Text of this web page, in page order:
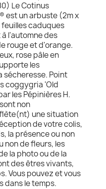
Le Cotinus
est un arbuste (2m x
caduques
l'automne des
rouge et d'orange.
rose pâle en
les
Point
coggygria 'Old
les Pépinières H.
non
une situation
de votre colis,
la présence ou non
non de fleurs, les
la photo ou de la
des êtres vivants,
Vous pouvez et vous
dans le temps.